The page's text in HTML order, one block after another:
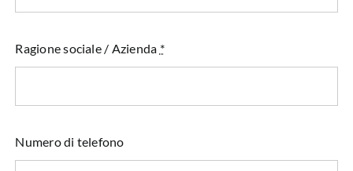
Ragione sociale / Azienda *
Numero di telefono